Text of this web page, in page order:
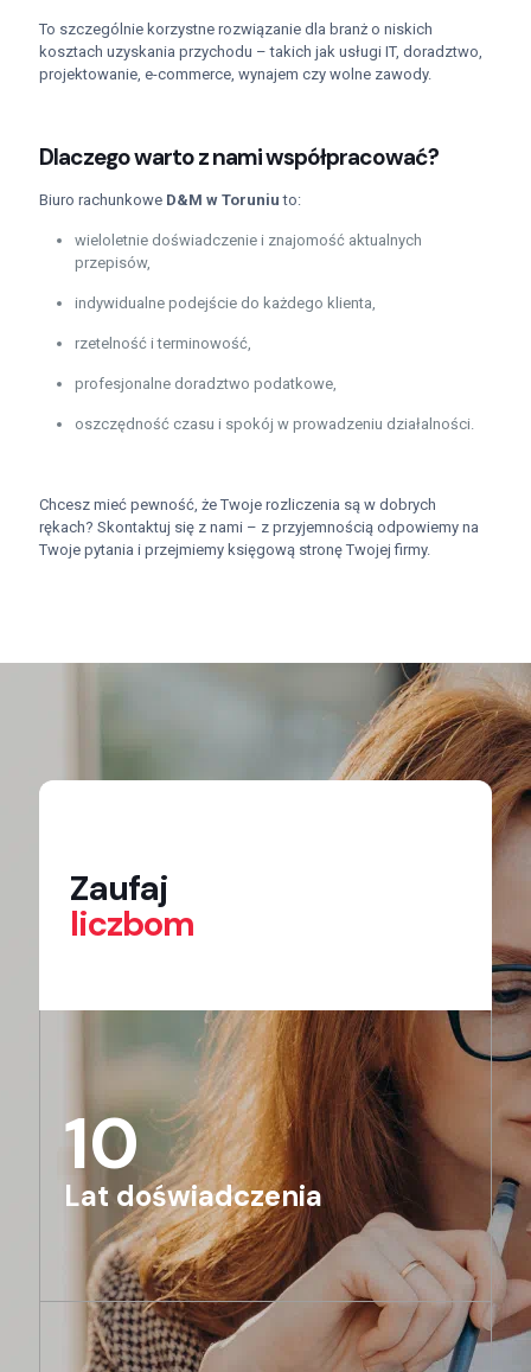
To szczególnie korzystne rozwiązanie dla branż o niskich
kosztach uzyskania przychodu – takich jak usługi IT, doradztwo,
projektowanie, e-commerce, wynajem czy wolne zawody.
Dlaczego warto z nami współpracować?
Biuro rachunkowe D&M w Toruniu to:
wieloletnie doświadczenie i znajomość aktualnych
przepisów,
indywidualne podejście do każdego klienta,
rzetelność i terminowość,
profesjonalne doradztwo podatkowe,
oszczędność czasu i spokój w prowadzeniu działalności.
Chcesz mieć pewność, że Twoje rozliczenia są w dobrych
rękach? Skontaktuj się z nami – z przyjemnością odpowiemy na
Twoje pytania i przejmiemy księgową stronę Twojej firmy.
Zaufaj
liczbom
10
Lat doświadczenia